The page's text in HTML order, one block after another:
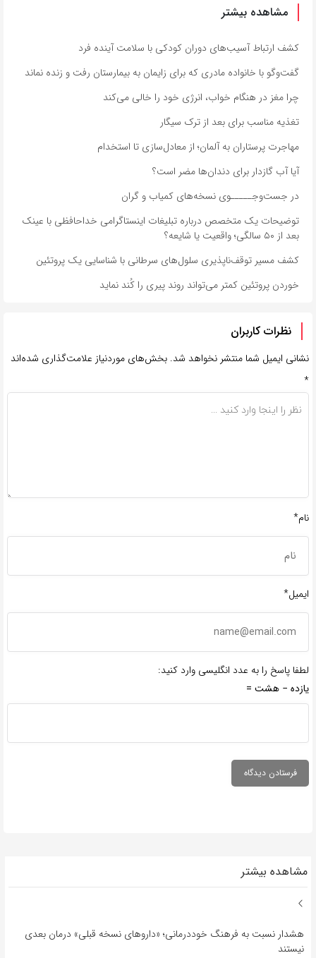
مشاهده بیشتر
کشف ارتباط آسیب‌های دوران کودکی با سلامت آینده فرد
گفت‌وگو با خانواده مادری که برای زایمان به بیمارستان رفت و زنده نماند
چرا مغز در هنگام خواب، انرژی خود را خالی می‌کند
تغذیه مناسب برای بعد از ترک سیگار
مهاجرت پرستاران به آلمان؛ از معادل‌سازی تا استخدام
آیا آب گازدار برای دندان‌ها مضر است؟
در جست‌وجـــــوی نسخه‌های کمیاب و گران
توضیحات یک متخصص درباره تبلیغات اینستاگرامی خداحافظی با عینک
بعد از ۵۰ سالگی؛ واقعیت یا شایعه؟
کشف مسیر توقف‌ناپذیری سلول‌های سرطانی با شناسایی یک پروتئین
خوردن پروتئین کمتر می‌تواند روند پیری را کُند نماید
نظرات کاربران
نشانی ایمیل شما منتشر نخواهد شد. بخش‌های موردنیاز علامت‌گذاری شده‌اند
*
نام*
ایمیل*
لطفا پاسخ را به عدد انگلیسی وارد کنید:
یازده − هشت =
مشاهده بیشتر
هشدار نسبت به فرهنگ خوددرمانی؛ «داروهای نسخه قبلی» درمان بعدی
نیستند